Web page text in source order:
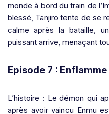
monde à bord du train de
blessé, Tanjiro tente de se
calme après la bataille,
puissant arrive, menaçant
Episode 7 :
L’histoire : Le démon qui
après avoir vaincu Enmu